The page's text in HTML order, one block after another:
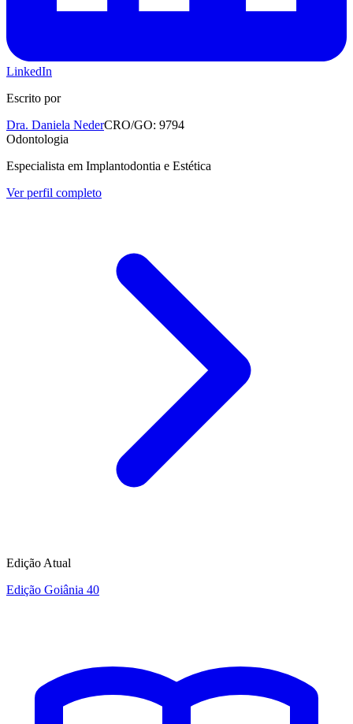
LinkedIn
Escrito por
Dra. Daniela NederCRO/GO: 9794
Odontologia
Especialista em Implantodontia e Estética
Ver perfil completo
Edição Atual
Edição Goiânia 40